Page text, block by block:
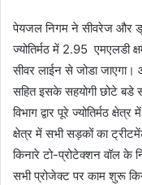
पेयजल निगम ने सीवरेज और
ज्योतिर्मठ में 2.95 एमएलडी
सीवर लाईन से जोडा
सहित इसके सहयोगी छोटे बडे
विभाग द्वार पूरे ज्योतिर्मठ
क्षेत्र में सभी सड़कों का
किनारे टो-प्रोटेक्शन वॉल के
सभी प्रोजेक्ट पर काम शुरू